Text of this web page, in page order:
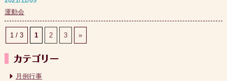
運動会
1 / 3 1 2 3 »
月例行事